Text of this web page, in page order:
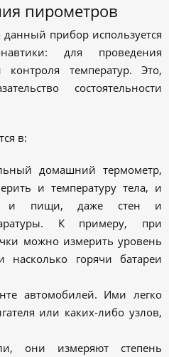
пирометров
прибор используется
для проведения
температур. Это,
состоятельности
в:
домашний термометр,
и температуру тела, и
и пищи, даже стен и
К примеру, при
можно измерить уровень
горячи батареи
автомобилей. Ими легко
или каких-либо узлов,
они измеряют степень